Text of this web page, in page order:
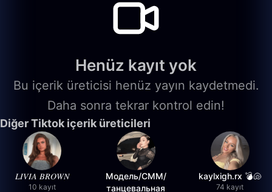
Henüz kayıt yok
Bu içerik üreticisi henüz yayın kaydetmedi.
Daha sonra tekrar kontrol edin!
Diğer Tiktok içerik üreticileri
𝐿𝐼𝑉𝐼𝐴 𝐵𝑅𝑂𝑊𝑁
10 kayıt
Модель/СММ/
танцевальная
kaylxigh.rx 💣🐚
74 kayıt